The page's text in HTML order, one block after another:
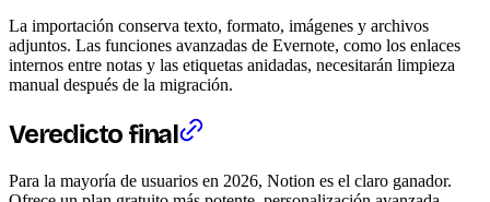
La importación conserva texto, formato, imágenes y archivos
adjuntos. Las funciones avanzadas de Evernote, como los enlaces
internos entre notas y las etiquetas anidadas, necesitarán limpieza
manual después de la migración.
Veredicto final
Para la mayoría de usuarios en 2026, Notion es el claro ganador.